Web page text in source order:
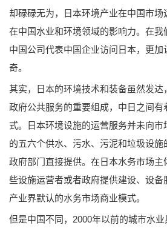
却碌碌无为，日本环境产业在中国市
在中国水业和环境领域的影响力。在
中国公司代表中国企业访问日本，更加
奇。
其实，日本的环境技术和装备虽然发达
政府公共服务的重要组成，中日之间有
式。日本环境设施的运营服务并未向
的五六个供水、污水、污泥和垃圾设施
政府部门直接提供。在日本水务市场
些设施运营者或者政府提供建设、设备
产业界默认的水务市场商业模式。
但是中国不同，2000年以前的城市水